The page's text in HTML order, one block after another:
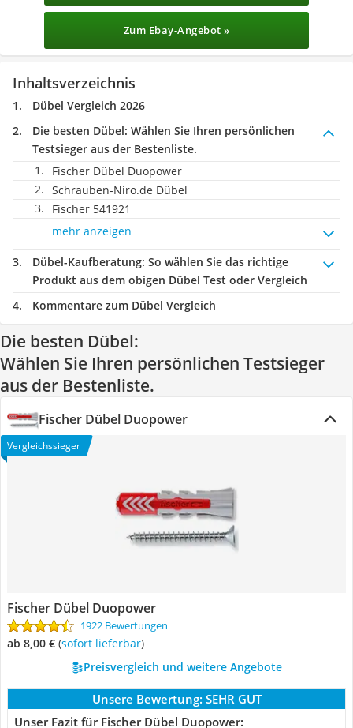
Zum Ebay-Angebot »
Inhaltsverzeichnis
Dübel Vergleich 2026
Die besten Dübel: Wählen Sie Ihren persönlichen
Testsieger aus der Bestenliste.
Fischer Dübel Duopower
Schrauben-Niro.de Dübel
Fischer 541921
mehr anzeigen
Dübel-Kaufberatung: So wählen Sie das richtige
Produkt aus dem obigen Dübel Test oder Vergleich
Kommentare zum Dübel Vergleich
Die besten Dübel:
Wählen Sie Ihren persönlichen Testsieger
aus der Bestenliste.
Fischer Dübel Duopower
Vergleichssieger
Fischer Dübel Duopower
1922 Bewertungen
ab 8,00 € ( Sofort lieferbar)
Preisvergleich und weitere Angebote
Unsere Bewertung: SEHR GUT
Unser Fazit für Fischer Dübel Duopower: